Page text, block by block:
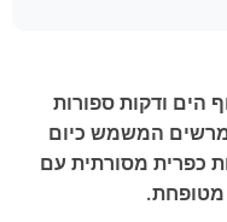
הים ודקות ספורות
מרשים המשמש כיום
כפרית מסורתית עם
מטופחת.